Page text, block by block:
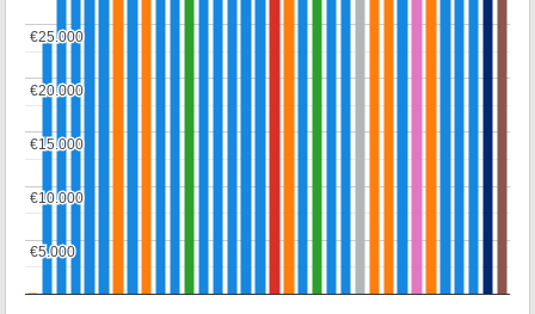
€5.000
€5.000
€10.000
€10.000
€15.000
€15.000
€20.000
€20.000
€25.000
€25.000